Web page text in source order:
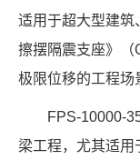
适用于超大型建筑
擦摆隔震支座》（
极限位移的工程场
FPS-10000-
梁工程，尤其适